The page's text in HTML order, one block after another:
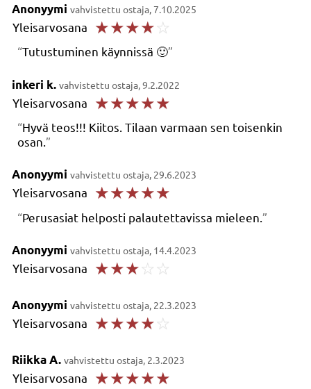
Anonyymi vahvistettu ostaja, 7.10.2025
Yleisarvosana ☆☆☆☆☆
Tutustuminen käynnissä 🙂
inkeri k. vahvistettu ostaja, 9.2.2022
Yleisarvosana ☆☆☆☆☆
Hyvä teos!!! Kiitos. Tilaan varmaan sen toisenkin
osan.
Anonyymi vahvistettu ostaja, 29.6.2023
Yleisarvosana ☆☆☆☆☆
Perusasiat helposti palautettavissa mieleen.
Anonyymi vahvistettu ostaja, 14.4.2023
Yleisarvosana ☆☆☆☆ ☆
Anonyymi vahvistettu ostaja, 22.3.2023
Yleisarvosana ☆☆☆☆☆
Riikka A. vahvistettu ostaja, 2.3.2023
Yleisarvosana ☆☆☆☆☆